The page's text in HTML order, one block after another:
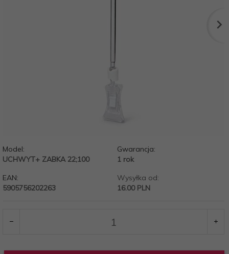
Model:
UCHWYT+ ZABKA 22;100
Gwarancja:
1 rok
EAN:
5905756202263
Wysyłka od:
16.00 PLN